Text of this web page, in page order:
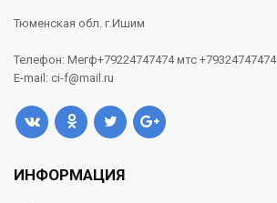
Тюменская обл. г.Ишим
Телефон: Мегф+79224747474 мтс +79324747474
E-mail: ci-f@mail.ru
ИНФОРМАЦИЯ